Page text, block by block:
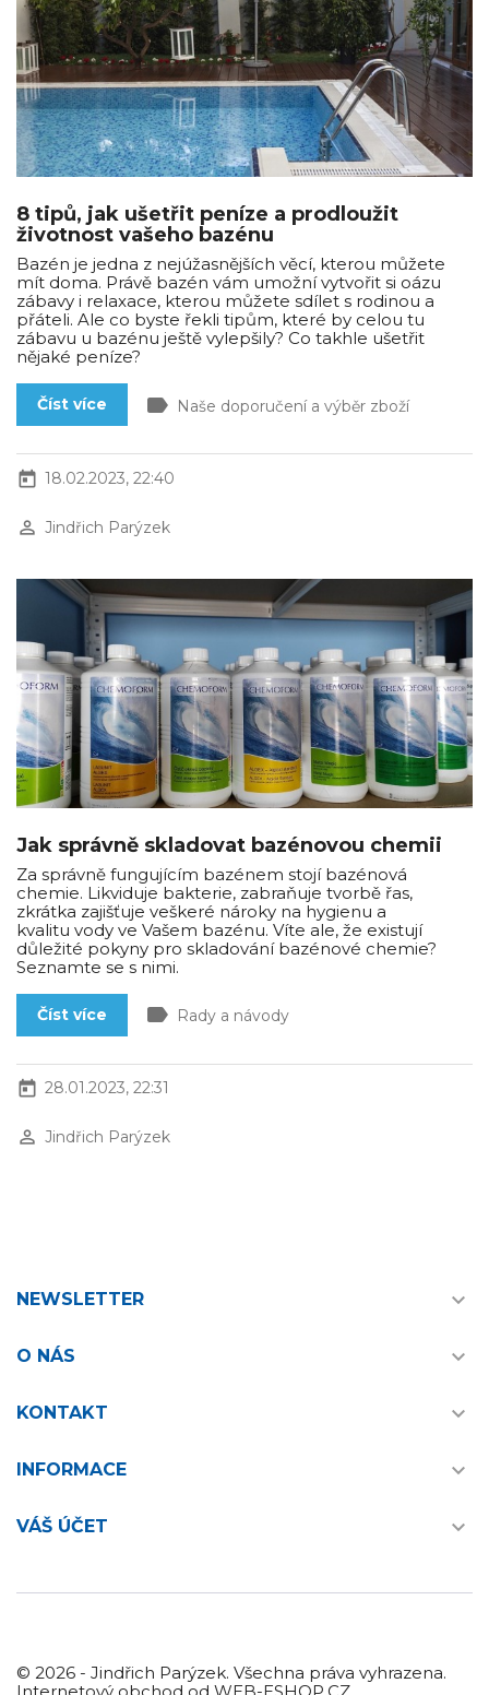
8 tipů, jak ušetřit peníze a prodloužit
životnost vašeho bazénu
Bazén je jedna z nejúžasnějších věcí, kterou můžete
mít doma. Právě bazén vám umožní vytvořit si oázu
zábavy i relaxace, kterou můžete sdílet s rodinou a
přáteli. Ale co byste řekli tipům, které by celou tu
zábavu u bazénu ještě vylepšily? Co takhle ušetřit
nějaké peníze?
Číst více label Naše doporučení a výběr zboží
today 18.02.2023, 22:40
perm_identity Jindřich Parýzek
Jak správně skladovat bazénovou chemii
Za správně fungujícím bazénem stojí bazénová
chemie. Likviduje bakterie, zabraňuje tvorbě řas,
zkrátka zajišťuje veškeré nároky na hygienu a
kvalitu vody ve Vašem bazénu. Víte ale, že existují
důležité pokyny pro skladování bazénové chemie?
Seznamte se s nimi.
Číst více label Rady a návody
today 28.01.2023, 22:31
perm_identity Jindřich Parýzek
NEWSLETTER 
O NÁS 
KONTAKT 
INFORMACE 
VÁŠ ÚČET 
© 2026 - Jindřich Parýzek. Všechna práva vyhrazena.